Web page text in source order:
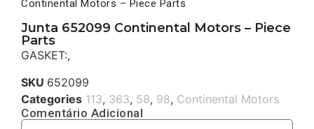
Continental Motors – Piece Parts
Junta 652099 Continental Motors – Piece
Parts
GASKET:,
SKU 652099
Categories 113, 363, 58, 98, Continental Motors
Comentário Adicional